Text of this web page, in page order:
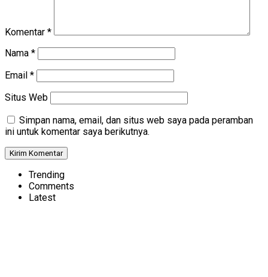
Komentar *
Nama *
Email *
Situs Web
Simpan nama, email, dan situs web saya pada peramban
ini untuk komentar saya berikutnya.
Trending
Comments
Latest